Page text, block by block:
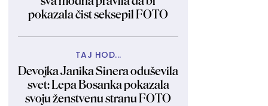
pokazala čist seksepil FOTO
TAJ HOD...
Devojka Janika Sinera oduševila
svet: Lepa Bosanka pokazala
svoju ženstvenu stranu FOTO